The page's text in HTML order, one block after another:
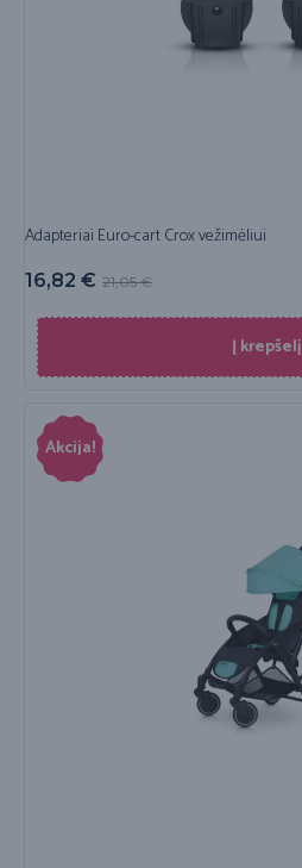
Adapteriai Euro-cart Crox vežimėliui
21,05€
16,82 €
Į krepšelį
Akcija!